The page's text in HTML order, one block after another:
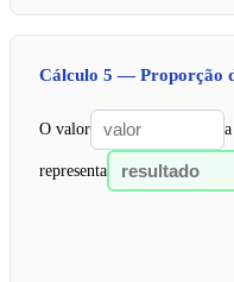
Cálculo 5 — Proporção
O valor
representa